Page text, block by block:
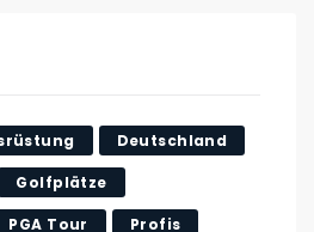
Deutschland
Golfplätze
PGA Tour Profis